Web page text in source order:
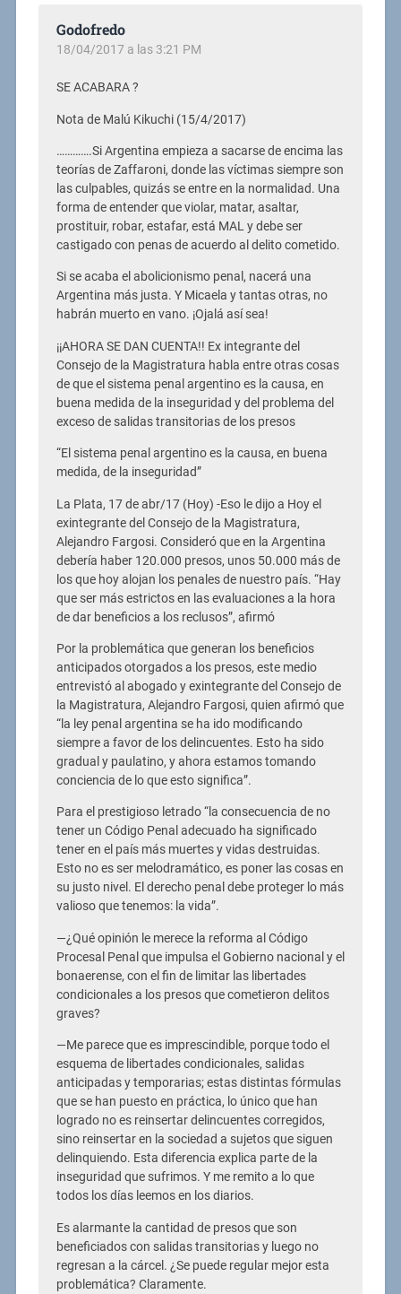
Godofredo
18/04/2017 a las 3:21 PM
SE ACABARA ?
Nota de Malú Kikuchi (15/4/2017)
………….Si Argentina empieza a sacarse de encima las
teorías de Zaffaroni, donde las víctimas siempre son
las culpables, quizás se entre en la normalidad. Una
forma de entender que violar, matar, asaltar,
prostituir, robar, estafar, está MAL y debe ser
castigado con penas de acuerdo al delito cometido.
Si se acaba el abolicionismo penal, nacerá una
Argentina más justa. Y Micaela y tantas otras, no
habrán muerto en vano. ¡Ojalá así sea!
¡¡AHORA SE DAN CUENTA!! Ex integrante del
Consejo de la Magistratura habla entre otras cosas
de que el sistema penal argentino es la causa, en
buena medida de la inseguridad y del problema del
exceso de salidas transitorias de los presos
“El sistema penal argentino es la causa, en buena
medida, de la inseguridad”
La Plata, 17 de abr/17 (Hoy) -Eso le dijo a Hoy el
exintegrante del Consejo de la Magistratura,
Alejandro Fargosi. Consideró que en la Argentina
debería haber 120.000 presos, unos 50.000 más de
los que hoy alojan los penales de nuestro país. “Hay
que ser más estrictos en las evaluaciones a la hora
de dar beneficios a los reclusos”, afirmó
Por la problemática que generan los beneficios
anticipados otorgados a los presos, este medio
entrevistó al abogado y exintegrante del Consejo de
la Magistratura, Alejandro Fargosi, quien afirmó que
“la ley penal argentina se ha ido modificando
siempre a favor de los delincuentes. Esto ha sido
gradual y paulatino, y ahora estamos tomando
conciencia de lo que esto significa”.
Para el prestigioso letrado “la consecuencia de no
tener un Código Penal adecuado ha significado
tener en el país más muertes y vidas destruidas.
Esto no es ser melodramático, es poner las cosas en
su justo nivel. El derecho penal debe proteger lo más
valioso que tenemos: la vida”.
—¿Qué opinión le merece la reforma al Código
Procesal Penal que impulsa el Gobierno nacional y el
bonaerense, con el fin de limitar las libertades
condicionales a los presos que cometieron delitos
graves?
—Me parece que es imprescindible, porque todo el
esquema de libertades condicionales, salidas
anticipadas y temporarias; estas distintas fórmulas
que se han puesto en práctica, lo único que han
logrado no es reinsertar delincuentes corregidos,
sino reinsertar en la sociedad a sujetos que siguen
delinquiendo. Esta diferencia explica parte de la
inseguridad que sufrimos. Y me remito a lo que
todos los días leemos en los diarios.
Es alarmante la cantidad de presos que son
beneficiados con salidas transitorias y luego no
regresan a la cárcel. ¿Se puede regular mejor esta
problemática? Claramente.